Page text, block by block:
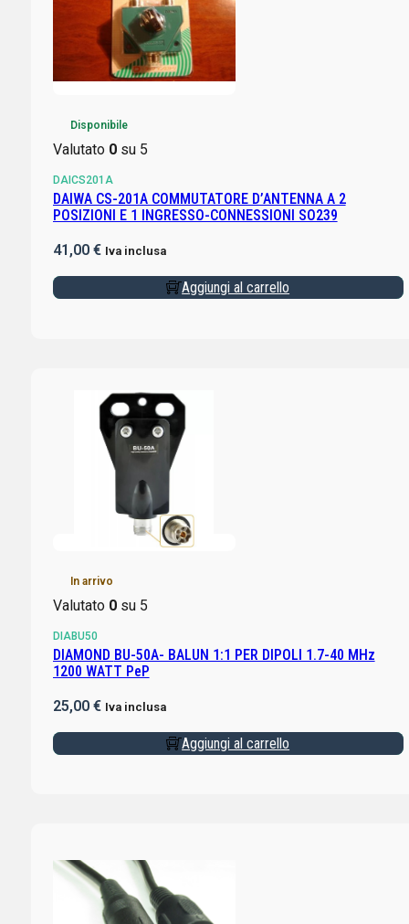
Disponibile
Valutato 0su 5
DAICS201A
DAIWA CS-201A COMMUTATORE D’ANTENNA A 2
POSIZIONI E 1 INGRESSO-CONNESSIONI SO239
41,00 € Iva inclusa
Aggiungi al carrello
In arrivo
Valutato 0su 5
DIABU50
DIAMOND BU-50A- BALUN 1:1 PER DIPOLI 1.7-40 MHz
1200 WATT PeP
25,00 € Iva inclusa
Aggiungi al carrello